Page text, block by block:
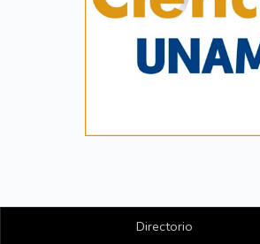
Directorio